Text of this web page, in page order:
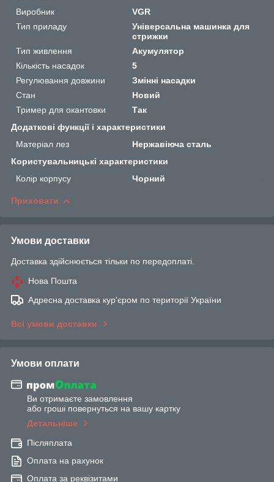
Виробник
VGR
Тип приладу
Універсальна машинка для
стрижки
Тип живлення
Акумулятор
Кількість насадок
5
Регулювання довжини
Змінні насадки
Стан
Новий
Тример для окантовки
Так
Додаткові функції і характеристики
Матеріал лез
Нержавіюча сталь
Користувальницькі характеристики
Колір корпусу
Чорний
Приховати
Умови доставки
Доставка здійснюється тільки по передоплаті.
Нова Пошта
Адресна доставка кур'єром по території України
Всі умови доставки
Умови оплати
Ви отримаєте замовлення
або гроші повернуться на вашу картку
Детальніше
Післяплата
Оплата на рахунок
Оплата за реквізитами